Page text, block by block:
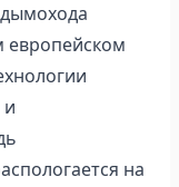
европейском
на